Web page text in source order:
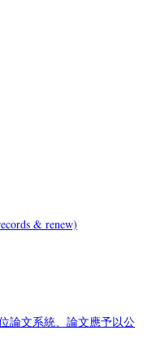
& renew)
論文系統、論文應予以公